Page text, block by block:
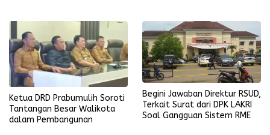
Ketua DRD Prabumulih Soroti
Tantangan Besar Walikota
dalam Pembangunan
Begini Jawaban Direktur RSUD,
Terkait Surat dari DPK LAKRI
Soal Gangguan Sistem RME